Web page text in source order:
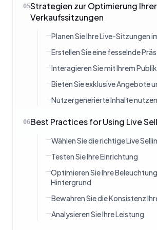
05Strategien zur Optimierung
Verkaufssitzungen
Planen Sie Ihre Live-Sitzungen
Erstellen Sie eine fesselnde
Interagieren Sie mit Ihrem
Bieten Sie exklusive Angebote
Nutzergenerierte Inhalte nutzen
06Best Practices for Using Live
Wählen Sie die richtige Live
Testen Sie Ihre Einrichtung
Optimieren Sie Ihre
Hintergrund
Bewahren Sie die Konsistenz
Analysieren Sie Ihre Leistung